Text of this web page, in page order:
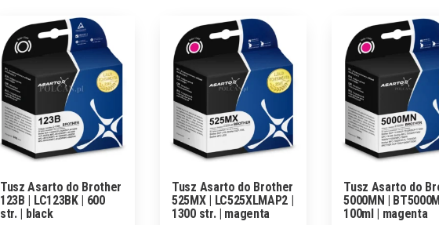
Tusz Asarto do Brother
123B | LC123BK | 600
str. | black
Tusz Asarto do Brother
525MX | LC525XLMAP2 |
1300 str. | magenta
Tusz Asarto do
5000MN |
100ml | magenta